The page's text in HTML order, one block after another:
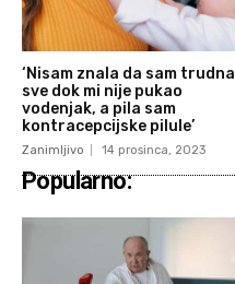
‘Nisam znala da sam trudna
sve dok mi nije pukao
vodenjak, a pila sam
kontracepcijske pilule’
Zanimljivo 14 prosinca, 2023
Popularno: